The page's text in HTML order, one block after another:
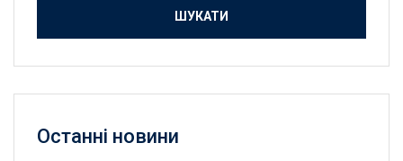
Останнi новини